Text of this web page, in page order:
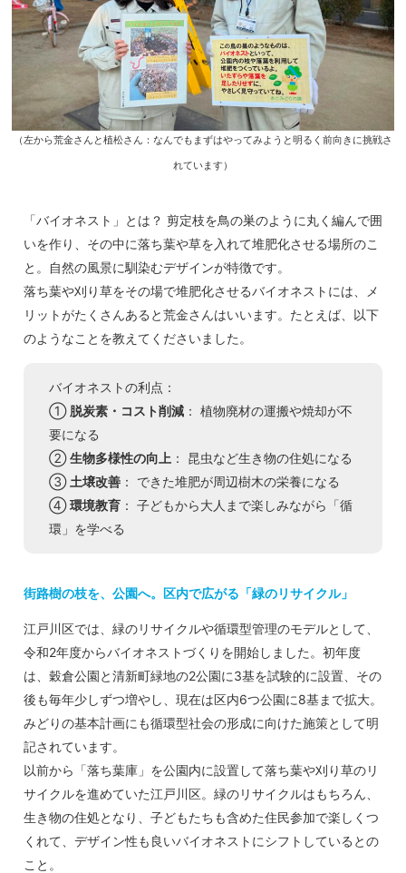
（左から荒金さんと植松さん：なんでもまずはやってみようと明るく前向きに挑戦さ
れています）
「バイオネスト」とは？ 剪定枝を鳥の巣のように丸く編んで囲
いを作り、その中に落ち葉や草を入れて堆肥化させる場所のこ
と。自然の風景に馴染むデザインが特徴です。
落ち葉や刈り草をその場で堆肥化させるバイオネストには、メ
リットがたくさんあると荒金さんはいいます。たとえば、以下
のようなことを教えてくださいました。
バイオネストの利点：
① 脱炭素・コスト削減 ： 植物廃材の運搬や焼却が不
要になる
②生物多様性の向上 ： 昆虫など生き物の住処になる
③ 土壌改善 ： できた堆肥が周辺樹木の栄養になる
④環境教育 ： 子どもから大人まで楽しみながら「循
環」を学べる
街路樹の枝を、公園へ。区内で広がる「緑のリサイクル」
江戸川区では、緑のリサイクルや循環型管理のモデルとして、
令和2年度からバイオネストづくりを開始しました。初年度
は、穀倉公園と清新町緑地の2公園に3基を試験的に設置、その
後も毎年少しずつ増やし、現在は区内6つ公園に8基まで拡大。
みどりの基本計画にも循環型社会の形成に向けた施策として明
記されています。
以前から「落ち葉庫」を公園内に設置して落ち葉や刈り草のリ
サイクルを進めていた江戸川区。緑のリサイクルはもちろん、
生き物の住処となり、子どもたちも含めた住民参加で楽しくつ
くれて、デザイン性も良いバイオネストにシフトしているとの
こと。